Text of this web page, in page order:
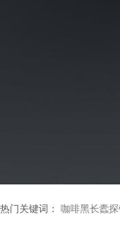
热门关键词： 咖啡黑长蠹探